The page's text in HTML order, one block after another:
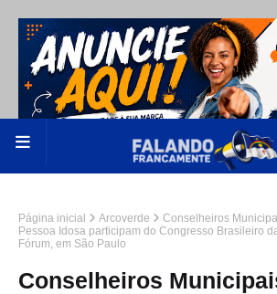
Página inicial Arcoverde
Conselheiros
Pessoa Idosa participam do Congresso Brasileiro
Fórum, em São Paulo
Conselheiros